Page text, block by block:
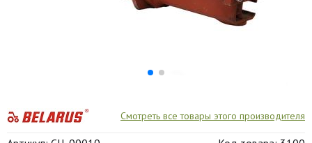
Смотреть все товары этого производителя